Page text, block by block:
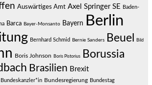
Auswärtiges Amt Axel Springer SE Baden-
Barca Bayer-Monsanto Bayern Berlin
Bernhard Schmid Bernie Sanders Beuel Bild
Boris Johnson Boris Pistorius
Borussia
Brasilien Brexit
Bundeskanzler*in Bundesregierung Bundestag